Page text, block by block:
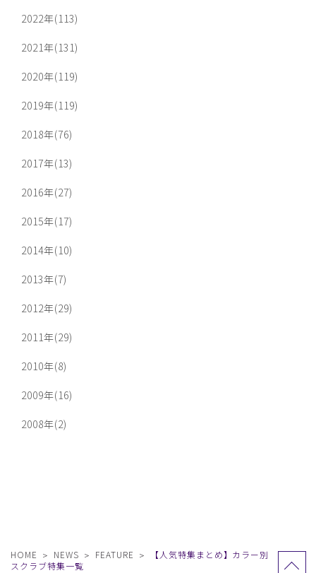
2022年(113)
2021年(131)
2020年(119)
2019年(119)
2018年(76)
2017年(13)
2016年(27)
2015年(17)
2014年(10)
2013年(7)
2012年(29)
2011年(29)
2010年(8)
2009年(16)
2008年(2)
HOME NEWS FEATURE
【人気特集まとめ】カラー別
スクラブ特集一覧